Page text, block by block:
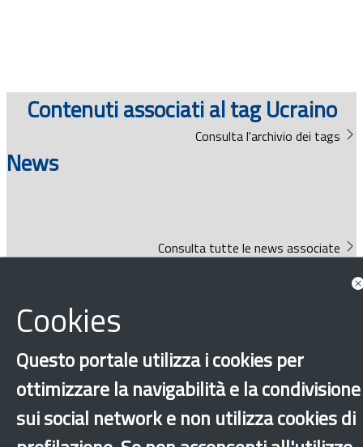
Documenti
Contenuti associati al tag Ucraino
Consulta l'archivio dei tags
News
Consulta tutte le news associate
Bandi
Guide
Cookies
Questo portale utilizza i cookies per
ottimizzare la navigabilità e la condivisione
sui social network e non utilizza cookies di